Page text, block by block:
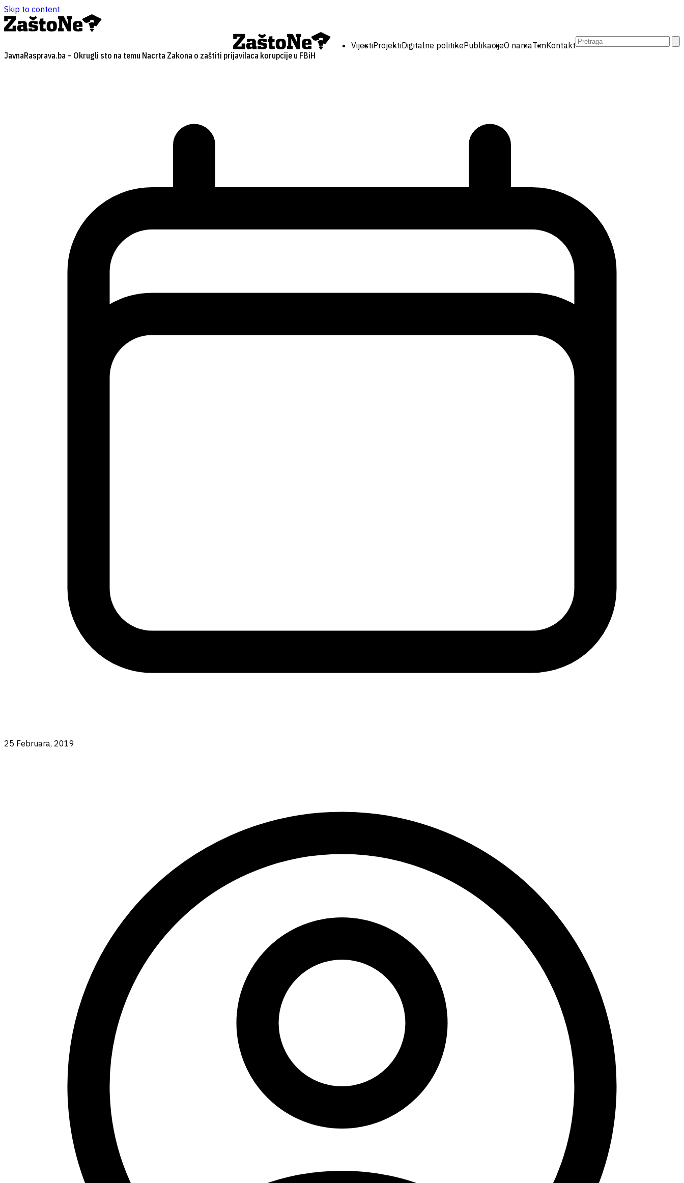
Skip to content
VijestiProjektiDigitalne politikePublikacijeO namaTimKontaktPretraga:
JavnaRasprava.ba – Okrugli sto na temu Nacrta Zakona o zaštiti prijavilaca korupcije u FBiH
25 Februara, 2019